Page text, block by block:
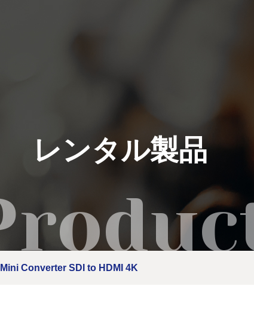
レンタル製品
ご利用の流れ
新着情報
レンタル製品
Converter SDI to HDMI 4K